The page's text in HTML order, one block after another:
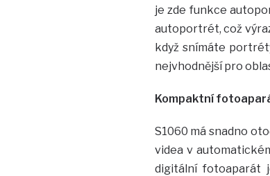
je zde funkce
autoportrét, což
když snímáte
nejvhodnější pro
Kompaktní
S1060 má snadno
videa v
digitální fotoaparát